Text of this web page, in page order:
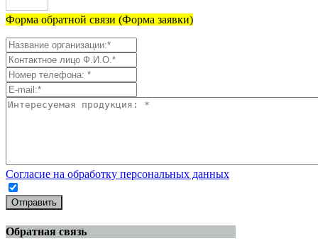
Форма обратной связи (Форма заявки)
Согласие на обработку персональных данных
Отправить
Обратная связь